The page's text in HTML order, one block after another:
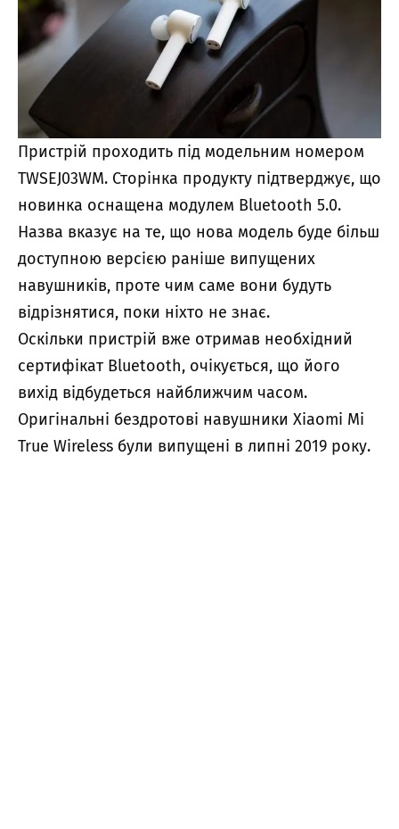
Пристрій проходить під модельним номером
TWSEJ03WM. Сторінка продукту підтверджує, що
новинка оснащена модулем Bluetooth 5.0.
Назва вказує на те, що нова модель буде більш
доступною версією раніше випущених
навушників, проте чим саме вони будуть
відрізнятися, поки ніхто не знає.
Оскільки пристрій вже отримав необхідний
сертифікат Bluetooth, очікується, що його
вихід відбудеться найближчим часом.
Оригінальні бездротові навушники Xiaomi Mi
True Wireless були випущені в липні 2019 року.